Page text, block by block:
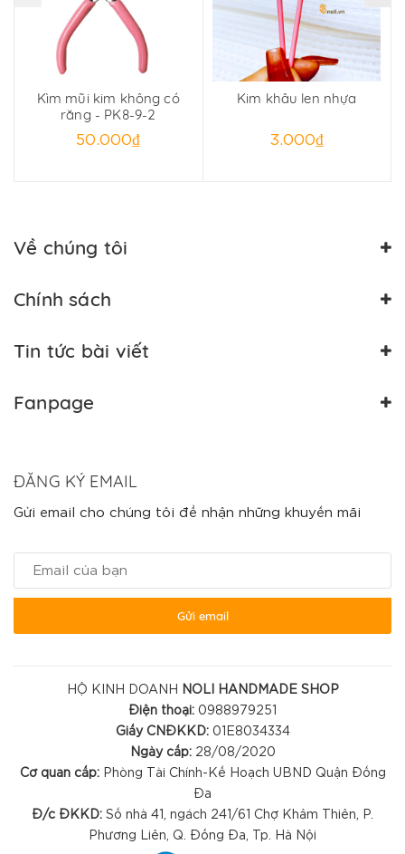
Kìm mũi kim không có
răng - PK8-9-2
50.000₫
Kim khâu len nhựa
3.000₫
Về chúng tôi
Chính sách
Tin tức bài viết
Fanpage
ĐĂNG KÝ EMAIL
Gửi email cho chúng tôi để nhận những khuyến mãi
Gửi email
HỘ KINH DOANH
NOLI HANDMADE SHOP
Điện thoại: 0988979251
Giấy CNĐKKD:01E8034334
Ngày cấp:28/08/2020
Cơ quan cấp:Phòng Tài Chính-Kế Hoạch UBND Quận Đống
Đa
Đ/c ĐKKD: Số nhà 41, ngách 241/61 Chợ Khâm Thiên, P.
Phương Liên, Q. Đống Đa, Tp. Hà Nội